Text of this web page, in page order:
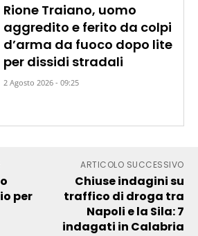
Rione Traiano, uomo
aggredito e ferito da colpi
d’arma da fuoco dopo lite
per dissidi stradali
2 Agosto 2026 - 09:25
per
ARTICOLO SUCCESSIVO
Chiuse indagini su
traffico di droga tra
Napoli e la Sila: 7
indagati in Calabria